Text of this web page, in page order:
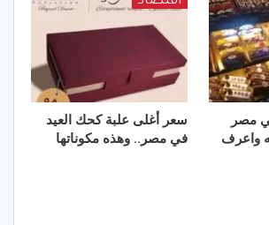
مصر
جنيه واعرف
سعر أغلى علبة كحك العيد
في مصر.. وهذه مكوناتها